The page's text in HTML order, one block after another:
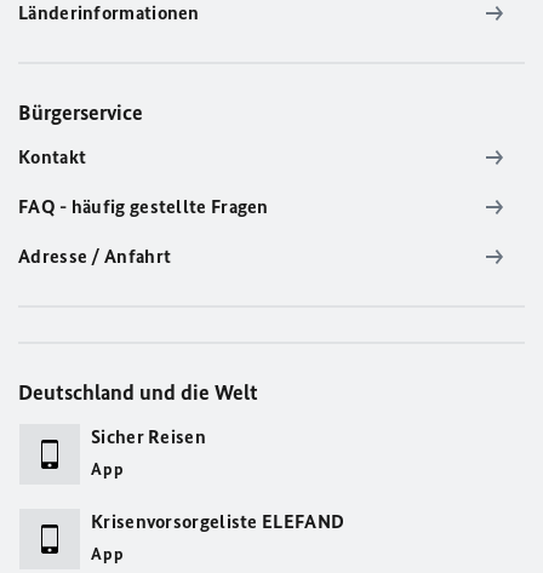
Länderinformationen
Bürgerservice
Kontakt
FAQ - häufig gestellte Fragen
Adresse / Anfahrt
Deutschland und die Welt
Sicher Reisen
App
Krisenvorsorgeliste ELEFAND
App